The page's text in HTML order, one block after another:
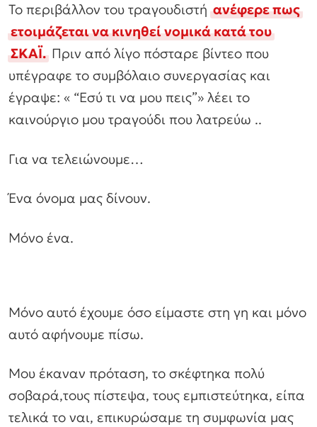
Το περιβάλλον του τραγουδιστήανέφερε πως
ετοιμάζεται να κινηθεί νομικά κατά του
ΣΚΑΪ.Πριν από λίγο πόσταρε βίντεο που
υπέγραφε το συμβόλαιο συνεργασίας και
έγραψε: « “Εσύ τι να μου πεις”» λέει το
καινούργιο μου τραγούδι που λατρεύω ..
Για να τελειώνουμε…
Ένα όνομα μας δίνουν.
Μόνο ένα.
Μόνο αυτό έχουμε όσο είμαστε στη γη και μόνο
αυτό αφήνουμε πίσω.
Μου έκαναν πρόταση, το σκέφτηκα πολύ
σοβαρά,τους πίστεψα, τους εμπιστεύτηκα, είπα
τελικά το ναι, επικυρώσαμε τη συμφωνία μας